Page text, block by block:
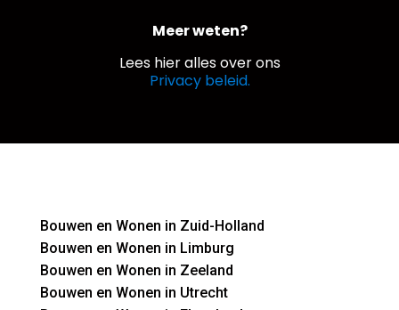
Meer weten?
Lees hier alles over ons
Privacy beleid.
Bouwen en Wonen in Zuid-Holland
Bouwen en Wonen in Limburg
Bouwen en Wonen in Zeeland
Bouwen en Wonen in Utrecht